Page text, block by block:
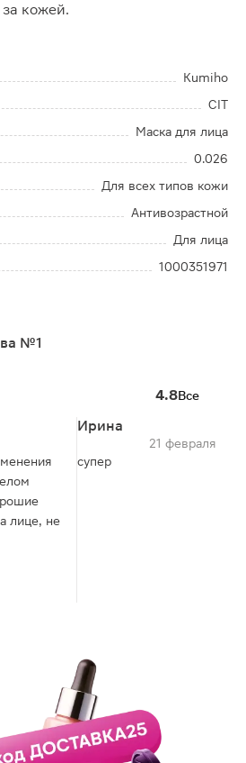
кожей.
Kumiho
CIT
Маска для лица
0.026
Для всех типов кожи
Антивозрастной
Для лица
1000351971
№1
4.8Все
лице, не
Ирина
21 февраля
супер